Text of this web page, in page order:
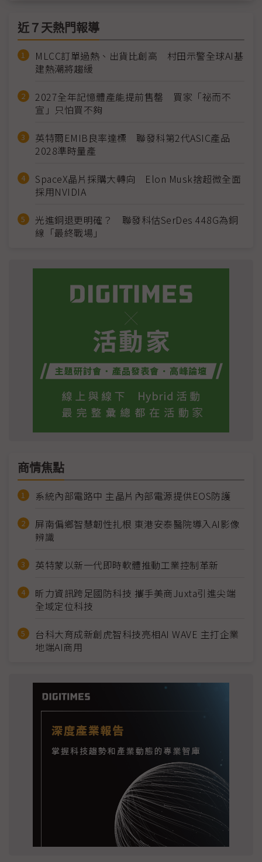
近７天熱門報導
MLCC訂單過熱、出貨比創高 村田示警全球AI基
建熱潮將趨緩
2027全年記憶體產能提前售罄 買家「祕而不
宣」只怕買不夠
英特爾EMIB良率達標 聯發科第2代ASIC產品
2028準時量產
SpaceX晶片採購大轉向 Elon Musk捨超微全面
採用NVIDIA
光進銅退更明確？ 聯發科估SerDes 448G為銅
線「最終戰場」
商情焦點
系統內部電路中 主晶片內部電源提供EOS防護
屏南偏鄉智慧韌性扎根 東港安泰醫院導入AI影像
辨識
英特蒙以新一代即時軟體推動工業控制革新
昕力資訊跨足國防科技 攜手美商Juxta引進尖端
全域定位科技
台科大育成新創虎智科技亮相AI WAVE 主打企業
地端AI商用